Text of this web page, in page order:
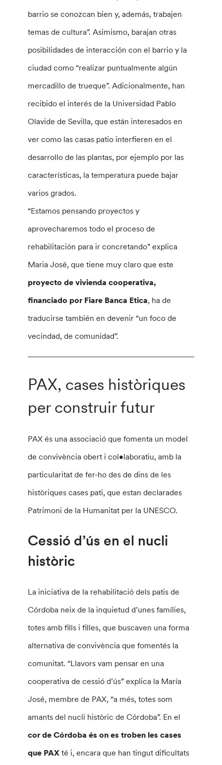
barrio se conozcan bien y, además, trabajen
temas de cultura”. Asimismo, barajan otras
posibilidades de interacción con el barrio y la
ciudad como “realizar puntualmente algún
mercadillo de trueque”. Adicionalmente, han
recibido el interés de la Universidad Pablo
Olavide de Sevilla, que están interesados en
ver como las casas patio interfieren en el
desarrollo de las plantas, por ejemplo por las
características, la temperatura puede bajar
varios grados.
“Estamos pensando proyectos y
aprovecharemos todo el proceso de
rehabilitación para ir concretando” explica
Maria José, que tiene muy claro que este
proyecto de vivienda cooperativa,
financiado por Fiare Banca Etica, ha de
traducirse también en devenir “un foco de
vecindad, de comunidad”.
PAX, cases històriques
per construir futur
PAX és una associació que fomenta un model
de convivència obert i col•laboratiu, amb la
particularitat de fer-ho des de dins de les
històriques cases pati, que estan declarades
Patrimoni de la Humanitat per la UNESCO.
Cessió d’ús en el nucli
històric
La iniciativa de la rehabilitació dels patis de
Córdoba neix de la inquietud d’unes famílies,
totes amb fills i filles, que buscaven una forma
alternativa de convivència que fomentés la
comunitat. “Llavors vam pensar en una
cooperativa de cessió d’ús” explica la María
José, membre de PAX, “a més, totes som
amants del nucli històric de Córdoba”. En el
cor de Córdoba és on es troben les cases
que PAX té i, encara que han tingut dificultats